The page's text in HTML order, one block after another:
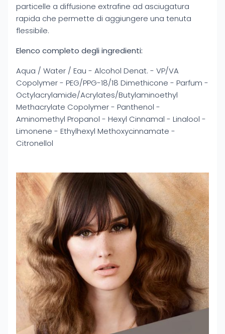
particelle a diffusione extrafine ad asciugatura
rapida che permette di aggiungere una tenuta
flessibile.
Elenco completo degli ingredienti:
Aqua / Water / Eau - Alcohol Denat. - VP/VA
Copolymer - PEG/PPG-18/18 Dimethicone - Parfum -
Octylacrylamide/Acrylates/Butylaminoethyl
Methacrylate Copolymer - Panthenol -
Aminomethyl Propanol - Hexyl Cinnamal - Linalool -
Limonene - Ethylhexyl Methoxycinnamate -
Citronellol